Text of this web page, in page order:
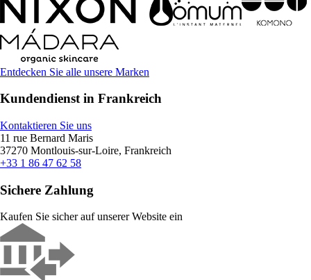
Entdecken Sie alle unsere Marken
Kundendienst in Frankreich
Kontaktieren Sie uns
11 rue Bernard Maris
37270 Montlouis-sur-Loire, Frankreich
+33 1 86 47 62 58
Sichere Zahlung
Kaufen Sie sicher auf unserer Website ein